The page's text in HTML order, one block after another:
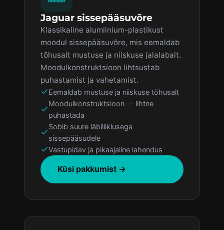
Jaguar sissepääsuvõre
Klassikaline alumiinium-plastikust
moodul sissepääsuvõre, mis eemaldab
tõhusalt mustuse ja niiskuse jalalabalt.
Moodulkonstruktsioon lihtsustab
puhastamist ja vahetamist.
Eemaldab mustuse ja niiskuse tõhusalt
Moodulkonstruktsioon — lihtne
puhastada
Sobib suure läbiliiklusega
sissepääsudele
Vastupidav ja pikaajaline lahendus
Küsi pakkumist →